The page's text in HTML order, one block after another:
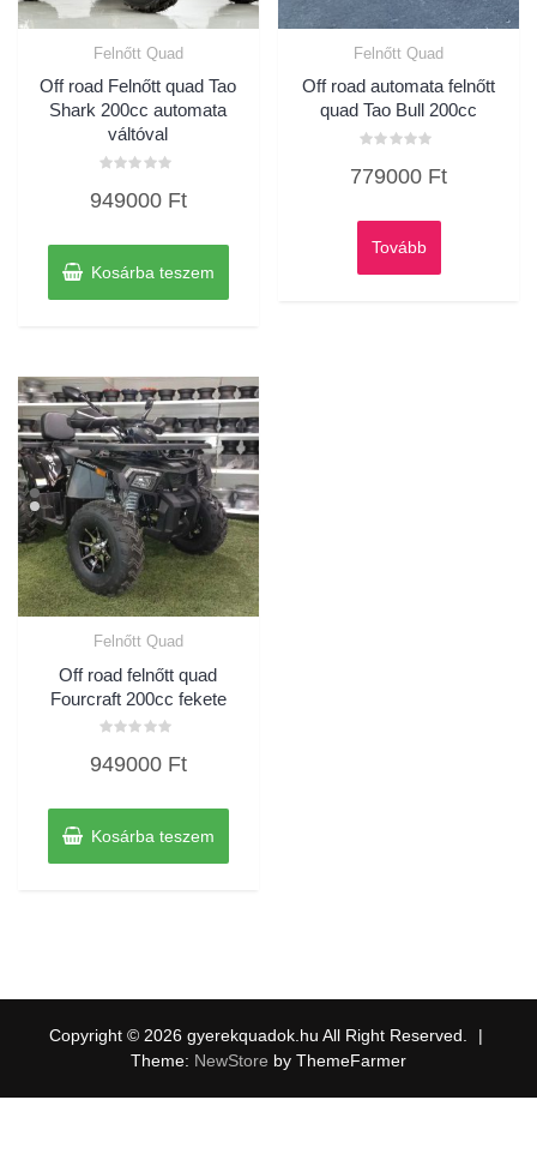
Felnőtt Quad
Off road Felnőtt quad Tao
Shark 200cc automata
váltóval
0
949000 Ft
Kosárba teszem
Felnőtt Quad
Off road automata felnőtt
quad Tao Bull 200cc
0
779000 Ft
Tovább
Felnőtt Quad
Off road felnőtt quad
Fourcraft 200cc fekete
0
949000 Ft
Kosárba teszem
Copyright © 2026 gyerekquadok.hu All Right Reserved.
|
Theme: NewStore by ThemeFarmer